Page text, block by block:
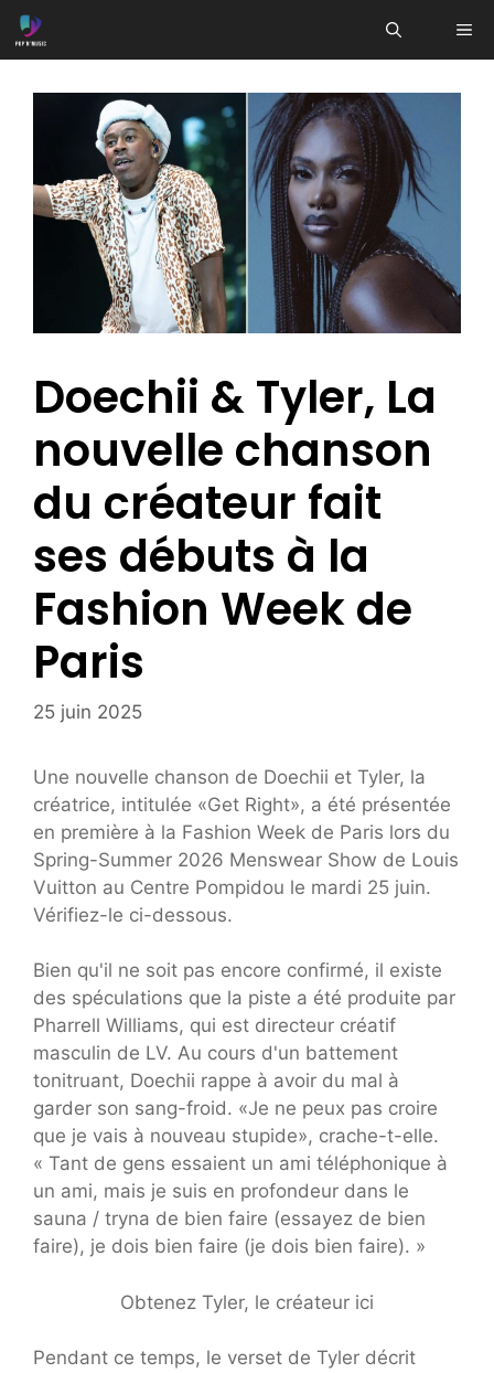
Aller
au
Doechii & Tyler, La
nouvelle chanson
du créateur fait
ses débuts à la
Fashion Week de
Paris
25 juin 2025
Une nouvelle chanson de Doechii et Tyler, la
créatrice, intitulée «Get Right», a été présentée
en première à la Fashion Week de Paris lors du
Spring-Summer 2026 Menswear Show de Louis
Vuitton au Centre Pompidou le mardi 25 juin.
Vérifiez-le ci-dessous.
Bien qu'il ne soit pas encore confirmé, il existe
des spéculations que la piste a été produite par
Pharrell Williams, qui est directeur créatif
masculin de LV. Au cours d'un battement
tonitruant, Doechii rappe à avoir du mal à
garder son sang-froid. «Je ne peux pas croire
que je vais à nouveau stupide», crache-t-elle.
« Tant de gens essaient un ami téléphonique à
un ami, mais je suis en profondeur dans le
sauna / tryna de bien faire (essayez de bien
faire), je dois bien faire (je dois bien faire). »
Obtenez Tyler, le créateur ici
Pendant ce temps, le verset de Tyler décrit